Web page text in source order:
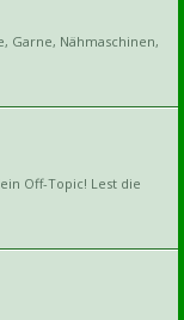
Garne, Nähmaschinen,
Off-Topic! Lest die